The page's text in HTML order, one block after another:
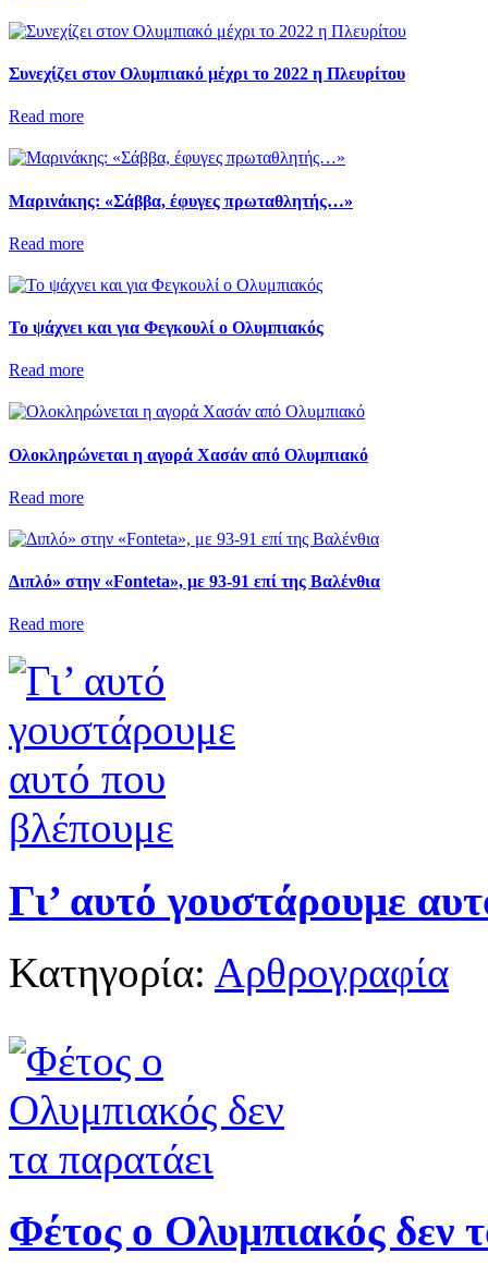
Συνεχίζει στον Ολυμπιακό μέχρι το 2022 η Πλευρίτου
Read more
Μαρινάκης: «Σάββα, έφυγες πρωταθλητής…»
Read more
Το ψάχνει και για Φεγκουλί ο Ολυμπιακός
Read more
Ολοκληρώνεται η αγορά Χασάν από Ολυμπιακό
Read more
Διπλό» στην «Fonteta», με 93-91 επί της Βαλένθια
Read more
Γι’ αυτό γουστάρουμε
Κατηγορία: Αρθρογραφία
Φέτος ο Ολυμπιακός δεν